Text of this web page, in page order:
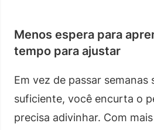
Menos espera para
tempo para ajustar
Em vez de passar semanas
suficiente, você encurta o
precisa adivinhar. Com